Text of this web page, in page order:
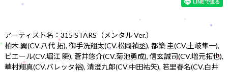
アーティスト名：315 STARS（メンタル Ver.）
柏木 翼(CV.八代 拓), 御手洗翔太(CV.松岡禎丞), 都築 圭(CV.土岐隼一),
ピエール(CV.堀江 瞬), 蒼井悠介(CV.菊池勇成), 信玄誠司(CV.増元拓也),
華村翔真(CV.バレッタ裕), 清澄九郎(CV.中田祐矢), 若里春名(CV.白井